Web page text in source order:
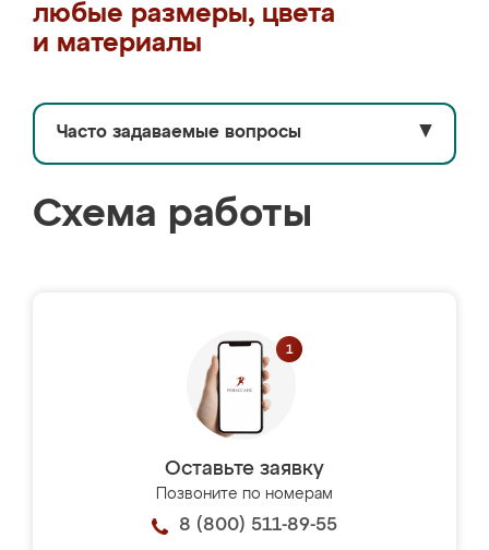
любые размеры, цвета
и материалы
Часто задаваемые вопросы ▼
Схема работы
Оставьте заявку
Позвоните по номерам
8 (800) 511-89-55